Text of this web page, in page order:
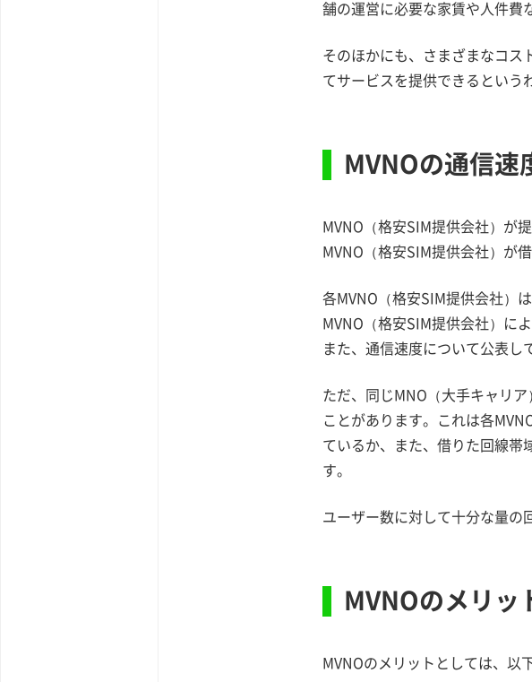
舗の運営に必要な家賃や人件費
そのほかにも、さまざまなコス
てサービスを提供できるという
MVNOの通信速
MVNO（格安SIM提供会社）が
MVNO（格安SIM提供会社）が
各MVNO（格安SIM提供会社）
MVNO（格安SIM提供会社）に
また、通信速度について公表し
ただ、同じMNO（大手キャリ
ことがあります。これは各
ているか、また、借りた回線帯
す。
ユーザー数に対して十分な量の
MVNOのメリッ
MVNOのメリットとしては、以